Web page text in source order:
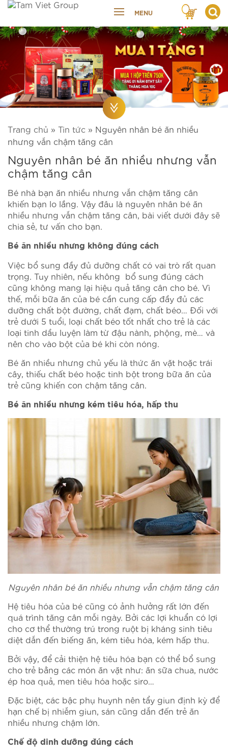
MENU
Trang chủ » Tin tức » Nguyên nhân bé ăn nhiều
nhưng vẫn chậm tăng cân
Nguyên nhân bé ăn nhiều nhưng vẫn
chậm tăng cân
Bé nhà bạn ăn nhiều nhưng vẫn chậm tăng cân
khiến bạn lo lắng. Vậy đâu là nguyên nhân bé ăn
nhiều nhưng vẫn chậm tăng cân, bài viết dưới đây sẽ
chia sẻ, tư vấn cho bạn.
Bé ăn nhiều nhưng không đúng cách
Việc bổ sung đầy đủ dưỡng chất có vai trò rất quan
trọng. Tuy nhiên, nếu không bổ sung đúng cách
cũng không mang lại hiệu quả tăng cân cho bé. Vì
thế, mỗi bữa ăn của bé cần cung cấp đầy đủ các
dưỡng chất bột đường, chất đạm, chất béo… Đối với
trẻ dưới 5 tuổi, loại chất béo tốt nhất cho trẻ là các
loại tinh dầu luyện làm từ đậu nành, phộng, mè… và
nên cho vào bột của bé khi còn nóng.
Bé ăn nhiều nhưng chủ yếu là thức ăn vặt hoặc trái
cây, thiếu chất béo hoặc tinh bột trong bữa ăn của
trẻ cũng khiến con chậm tăng cân.
Bé ăn nhiều nhưng kém tiêu hóa, hấp thu
Nguyên nhân bé ăn nhiều nhưng vẫn chậm tăng cân
Hệ tiêu hóa của bé cũng có ảnh hưởng rất lớn đến
quá trình tăng cân mỗi ngày. Bởi các lợi khuẩn có lợi
cho cơ thể thường trú trong ruột bị kháng sinh tiêu
diệt dẫn đến biếng ăn, kém tiêu hóa, kém hấp thu.
Bởi vậy, để cải thiện hệ tiêu hóa bạn có thể bổ sung
cho trẻ bằng các món ăn vặt như: ăn sữa chua, nước
ép hoa quả, men tiêu hóa hoặc siro…
Đặc biệt, các bậc phụ huynh nên tẩy giun định kỳ để
hạn chế bị nhiễm giun, sán cũng dẫn đến trẻ ăn
nhiều nhưng chậm lớn.
Chế độ dinh dưỡng đúng cách